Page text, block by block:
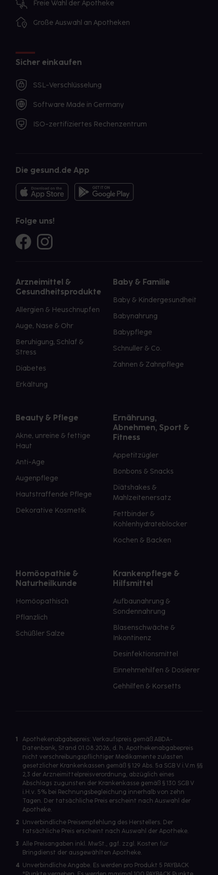
Freie Wahl der Apotheke
Große Auswahl an Apotheken
Sicher einkaufen
SSL-Verschlüsselung
Software Made in Germany
ISO-zertifiziertes Rechenzentrum
Die gesund.de App
Folge uns!
Arzneimittel &
Gesundheitsprodukte
Allergien & Heuschnupfen
Auge, Nase & Ohr
Beruhigung, Schlaf &
Stress
Diabetes
Erkältung
Baby & Familie
Baby & Kindergesundheit
Babynahrung
Babypflege
Schnuller & Co.
Zahnen & Zahnpflege
Beauty & Pflege
Akne, unreine & fettige
Haut
Anti-Age
Augenpflege
Hautstraffende Pflege
Dekorative Kosmetik
Ernährung,
Abnehmen, Sport &
Fitness
Appetitzügler
Bonbons & Snacks
Diätshakes &
Mahlzeitenersatz
Fettbinder &
Kohlenhydrateblocker
Kochen & Backen
Homöopathie &
Naturheilkunde
Homöopathisch
Pflanzlich
Schüßler Salze
Krankenpflege &
Hilfsmittel
Aufbaunahrung &
Sondennahrung
Blasenschwäche &
Inkontinenz
Desinfektionsmittel
Einnehmehilfen & Dosierer
Gehhilfen & Korsetts
1
Apothekenabgabepreis: Verkaufspreis gemäß ABDA-
Datenbank, Stand 01.08.2026, d. h. Apothekenabgabepreis
nicht verschreibungspflichtiger Medikamente zulasten
gesetzlicher Krankenkassen gemäß § 129 Abs. 5a SGB V i.V.m §§
2,3 der Arzneimittelpreisverordnung, abzüglich eines
Abschlags zugunsten der Krankenkasse gemäß § 130 SGB V
i.H.v. 5% bei Rechnungsbegleichung innerhalb von zehn
Tagen. Der tatsächliche Preis erscheint nach Auswahl der
Apotheke.
2 Unverbindliche Preisempfehlung des Herstellers. Der
tatsächliche Preis erscheint nach Auswahl der Apotheke.
3 Alle Preisangaben inkl. MwSt., ggf. zzgl. Kosten für
Bringdienst der ausgewählten Apotheke.
4 Unverbindliche Angabe. Es werden pro Produkt 5 PAYBACK